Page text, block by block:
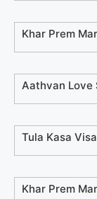
Khar Prem
Aathvan Love
Tula Kasa
Khar Prem